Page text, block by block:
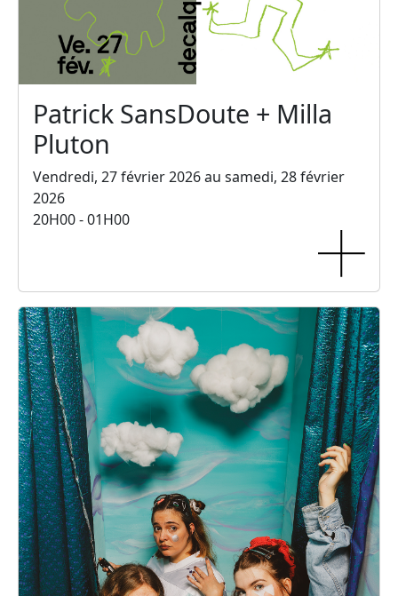
Patrick SansDoute + Milla
Pluton
Vendredi, 27 février 2026 au samedi, 28 février
2026
20H00 - 01H00